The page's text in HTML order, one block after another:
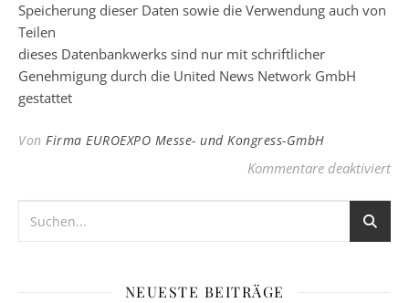
Speicherung dieser Daten sowie die Verwendung auch von
Teilen
dieses Datenbankwerks sind nur mit schriftlicher
Genehmigung durch die United News Network GmbH
gestattet
Von Firma EUROEXPO Messe- und Kongress-GmbH
Kommentare deaktiviertfür
NEUESTE BEITRÄGE